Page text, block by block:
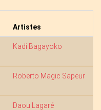
Artistes
Kadi Bagayoko
Roberto Magic Sapeur
Daou Lagaré